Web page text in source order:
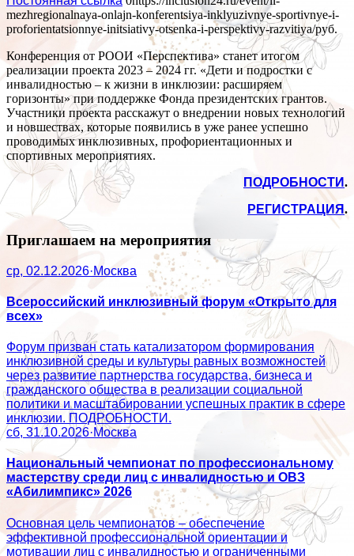
mezhregionalnaya-onlajn-konferentsiya-inklyuzivnye-sportivnye-i-
proforientatsionnye-initsiativy-otsenka-i-perspektivy-razvitiya/руб.
Конференция от РООИ «Перспектива» станет итогом
реализации проекта 2023 – 2024 гг. «Дети и подростки с
инвалидностью – к жизни в инклюзии: расширяем
горизонты» при поддержке Фонда президентских грантов.
Участники проекта расскажут о внедрении новых технологий
и новшествах, которые появились в уже ранее успешно
проводимых инклюзивных, профориентационных и
спортивных мероприятиях.
ПОДРОБНОСТИ.
РЕГИСТРАЦИЯ.
Приглашаем на мероприятия
ср, 02.12.2026·Москва
Всероссийский инклюзивный форум «Открыто для
всех»
Форум призван стать катализатором формирования
инклюзивной среды и культуры равных возможностей
через развитие партнерства государства, бизнеса и
гражданского общества в реализации социальной
политики и масштабировании успешных практик в сфере
инклюзии. ПОДРОБНОСТИ.
сб, 31.10.2026·Москва
Национальный чемпионат по профессиональному
мастерству среди лиц с инвалидностью и ОВЗ
«Абилимпикс» 2026
Основная цель чемпионатов – обеспечение
эффективной профессиональной ориентации и
мотивации лиц с инвалидностью и ограниченными